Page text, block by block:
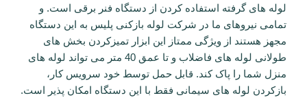
لوله های گرفته استفاده کردن از دستگاه فنر برقی است. و
تمامی نیروهای ما در شرکت لوله بازکنی پلیس به این دستگاه
مجهز هستند از ویژگی ممتاز این ابزار تمیزکردن بخش های
طولانی لوله های فاضلاب و تا عمق 40 متر می تواند لوله های
منزل شما را پاک کند. قابل حمل توسط خود سرویس کار،
بازکردن لوله های سیمانی فقط با این دستگاه امکان پذیر است.